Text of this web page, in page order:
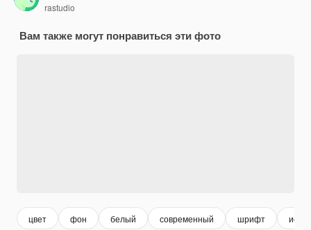
rastudio
Вам также могут понравиться эти фото
цвет фон белый современный шрифт